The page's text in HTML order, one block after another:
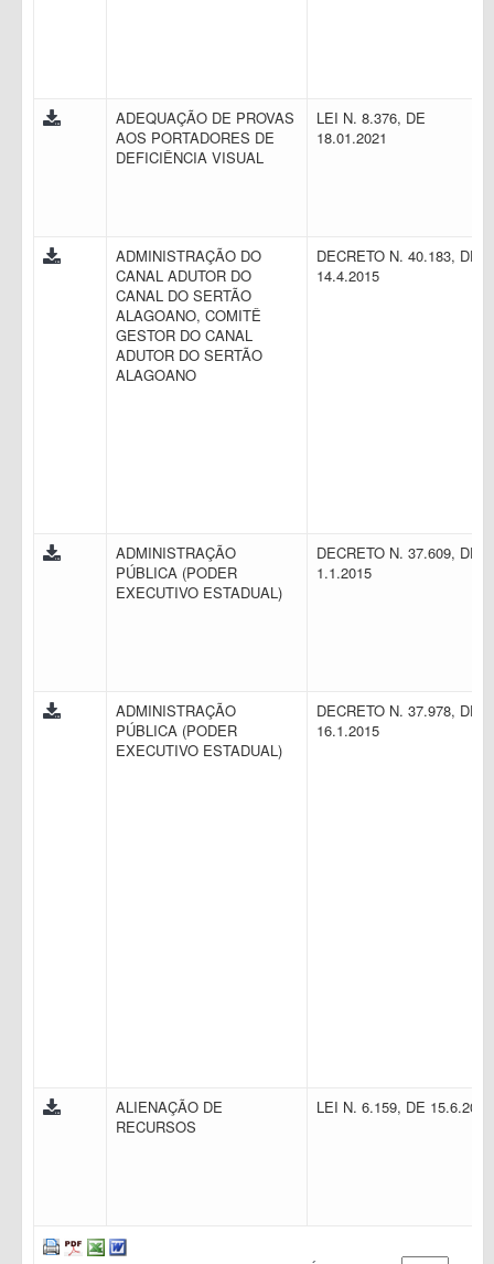
ADEQUAÇÃO DE PROVAS
AOS PORTADORES DE
DEFICIÊNCIA VISUAL
LEI N. 8.376, DE
18.01.2021
ADMINISTRAÇÃO DO
CANAL ADUTOR DO
CANAL DO SERTÃO
ALAGOANO, COMITÊ
GESTOR DO CANAL
ADUTOR DO SERTÃO
ALAGOANO
DECRETO N. 40.183, DE
14.4.2015
ADMINISTRAÇÃO
PÚBLICA (PODER
EXECUTIVO ESTADUAL)
DECRETO N. 37.609, DE
1.1.2015
ADMINISTRAÇÃO
PÚBLICA (PODER
EXECUTIVO ESTADUAL)
DECRETO N. 37.978, DE
16.1.2015
ALIENAÇÃO DE
RECURSOS
LEI N. 6.159, DE